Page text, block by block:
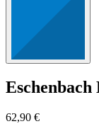
Eschenbach
62,90 €